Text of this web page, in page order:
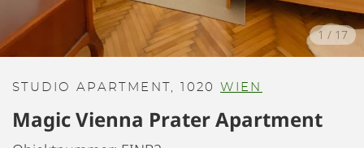
1 / 17
STUDIO APARTMENT, 1020 WIEN
Magic Vienna Prater Apartment